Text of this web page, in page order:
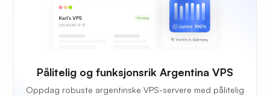
Pålitelig og funksjonsrik Argentina VPS
Oppdag robuste argentinske VPS-servere med pålitelig